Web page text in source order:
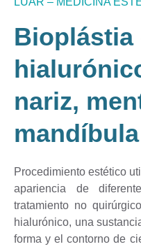
Bioplástia
nariz,
mandíbula
Procedimiento estético
apariencia de
tratamiento no
hialurónico, una
forma y el contorno de